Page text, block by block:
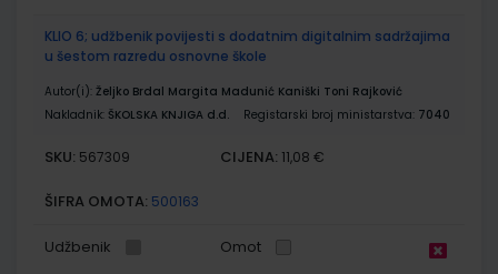
KLIO 6; udžbenik povijesti s dodatnim digitalnim sadržajima
u šestom razredu osnovne škole
Autor(i): Željko Brdal Margita Madunić Kaniški Toni Rajković
Nakladnik: ŠKOLSKA KNJIGA d.d. Registarski broj ministarstva: 7040
SKU: 567309 CIJENA: 11,08 €
ŠIFRA OMOTA: 500163
Udžbenik Omot